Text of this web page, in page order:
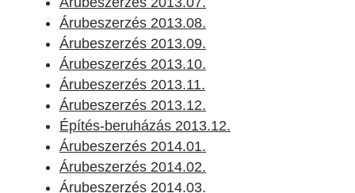
Árubeszerzés 2013.08.
Árubeszerzés 2013.09.
Árubeszerzés 2013.10.
Árubeszerzés 2013.11.
Árubeszerzés 2013.12.
Építés-beruházás 2013.12.
Árubeszerzés 2014.01.
Árubeszerzés 2014.02.
Árubeszerzés 2014.03.